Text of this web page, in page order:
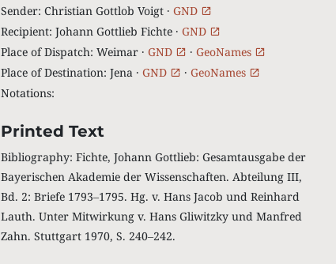
Sender: Christian Gottlob Voigt · GND
Recipient: Johann Gottlieb Fichte · GND
Place of Dispatch: Weimar · GND · GeoNames
Place of Destination: Jena · GND · GeoNames
Notations:
Printed Text
Bibliography: Fichte, Johann Gottlieb: Gesamtausgabe der
Bayerischen Akademie der Wissenschaften. Abteilung III,
Bd. 2: Briefe 1793‒1795. Hg. v. Hans Jacob und Reinhard
Lauth. Unter Mitwirkung v. Hans Gliwitzky und Manfred
Zahn. Stuttgart 1970, S. 240‒242.